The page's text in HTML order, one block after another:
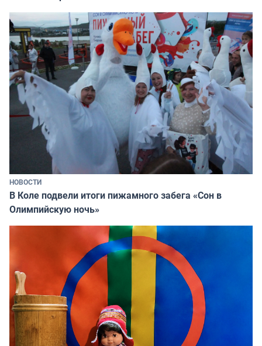
НОВОСТИ
В Коле подвели итоги пижамного забега «Сон в
Олимпийскую ночь»